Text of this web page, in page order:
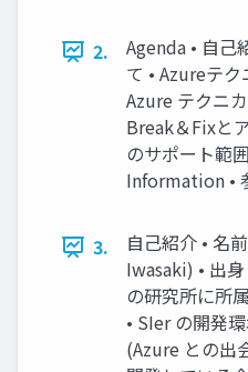
2.
Agenda • 自己
て • Azureテ
Azure テクニ
Break＆Fixと
のサポート範
Information •
3.
自己紹介 • 名
Iwasaki) • 出
の研究所に所
• SIer の開発
(Azure との出